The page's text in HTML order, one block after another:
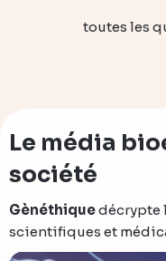
toutes les
Le média
société
Gènéthiquedécrypte
scientifiques et